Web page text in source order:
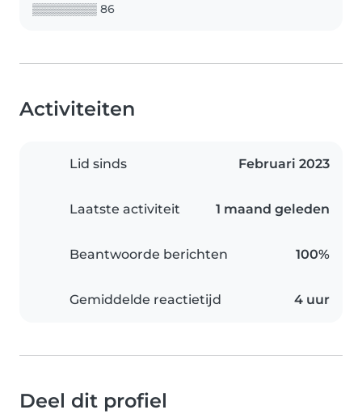
▒▒▒▒▒▒▒▒ 86
Activiteiten
Lid sinds Februari 2023
Laatste activiteit 1 maand geleden
Beantwoorde berichten 100%
Gemiddelde reactietijd 4 uur
Deel dit profiel